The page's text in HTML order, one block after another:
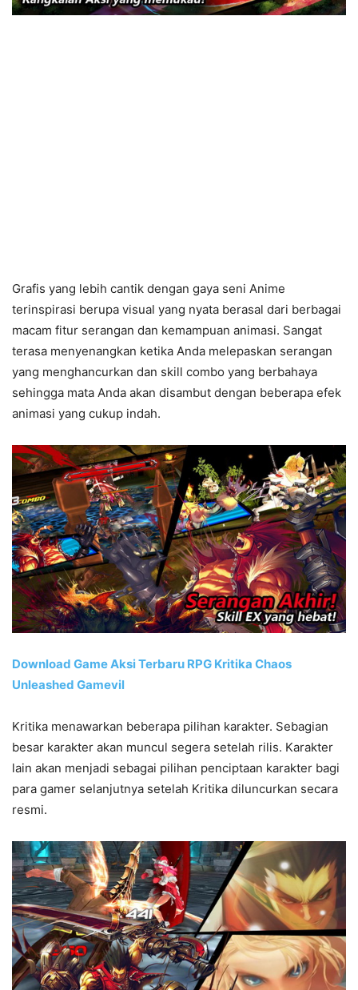
Grafis yang lebih cantik dengan gaya seni Anime
terinspirasi berupa visual yang nyata berasal dari berbagai
macam fitur serangan dan kemampuan animasi. Sangat
terasa menyenangkan ketika Anda melepaskan serangan
yang menghancurkan dan skill combo yang berbahaya
sehingga mata Anda akan disambut dengan beberapa efek
animasi yang cukup indah.
Download Game Aksi Terbaru RPG Kritika Chaos
Unleashed Gamevil
Kritika menawarkan beberapa pilihan karakter. Sebagian
besar karakter akan muncul segera setelah rilis. Karakter
lain akan menjadi sebagai pilihan penciptaan karakter bagi
para gamer selanjutnya setelah Kritika diluncurkan secara
resmi.